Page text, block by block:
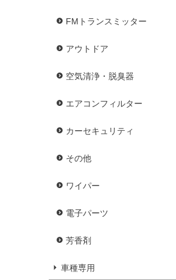
FMトランスミッター
アウトドア
空気清浄・脱臭器
エアコンフィルター
カーセキュリティ
その他
ワイパー
電子パーツ
芳香剤
車種専用